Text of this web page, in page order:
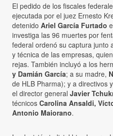
El pedido de los fiscales
ejecutada por el juez Ernesto
detenido Ariel García Furtado
investiga las 96 muertes por
federal ordenó su captura junto
y técnica de las empresas,
rejas. También incluyó a los
y Damián García; a su madre,
de HLB Pharma); y a directivos
el director general Javier
técnicos Carolina Ansaldi,
Antonio Maiorano.